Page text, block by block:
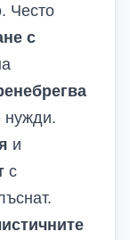
Често
с
нужди.
и
с